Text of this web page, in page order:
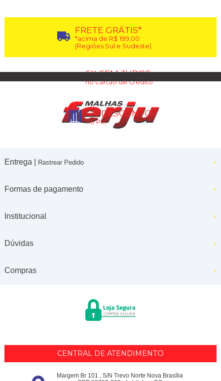
FRETE GRÁTIS*
*acima de R$ 199,00
(Regiões Sul e Sudeste)
6X SEM JUROS
no Cartão de Crédito
5% DESCONTO
no PIX
Entrega | Rastrear Pedido
Formas de pagamento
Institucional
Dúvidas
Compras
CENTRAL DE ATENDIMENTO
Margem Br 101 , S/N Trevo Norte Nova Brasília